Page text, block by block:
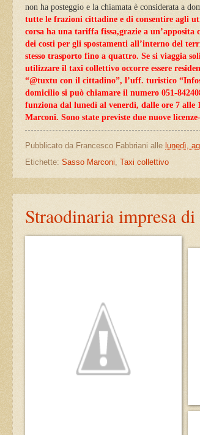
non ha posteggio e la chiamata è considerata a
tutte le frazioni cittadine e di consentire agli
corsa ha una tariffa fissa,grazie a un’apposita
dei costi per gli spostamenti all’interno del
stesso trasporto fino a quattro. Se si viaggia
utilizzare il taxi collettivo occorre essere
“@tuxtu con il cittadino”, l’uff. turistico
domicilio si può chiamare il numero 051-
funziona dal lunedì al venerdì, dalle ore 7 alle
Marconi. Sono state previste due nuove
Pubblicato da Francesco Fabbriani alle lunedì,
Etichette: Sasso Marconi Taxi collettivo
Straodinaria impresa